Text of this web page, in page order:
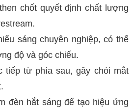
chốt quyết định chất lượng
sáng chuyên nghiệp, có thể
độ và góc chiếu.
tiếp từ phía sau, gây chói mắt
đèn hắt sáng để tạo hiệu ứng